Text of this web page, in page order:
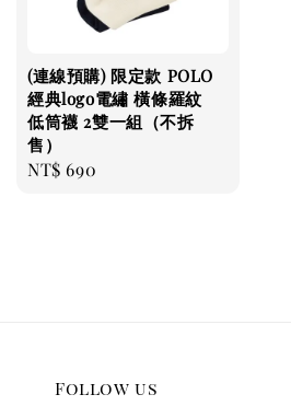
(連線預購) 限定款 POLO
經典logo電繡 橫條羅紋
低筒襪 2雙一組（不拆
售）
Regular
NT$ 690
Follow us